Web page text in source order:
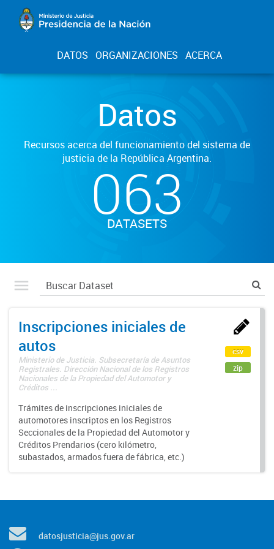
DATOS ORGANIZACIONES ACERCA
Datos
Recursos acerca del funcionamiento del sistema de
justicia de la República Argentina.
063
DATASETS
Inscripciones iniciales de
autos
Ministerio de Justicia. Subsecretaría de Asuntos
Registrales. Dirección Nacional de los Registros
Nacionales de la Propiedad del Automotor y
Créditos ...
Trámites de inscripciones iniciales de
automotores inscriptos en los Registros
Seccionales de la Propiedad del Automotor y
Créditos Prendarios (cero kilómetro,
subastados, armados fuera de fábrica, etc.)
csv
zip
datosjusticia@jus.gov.ar